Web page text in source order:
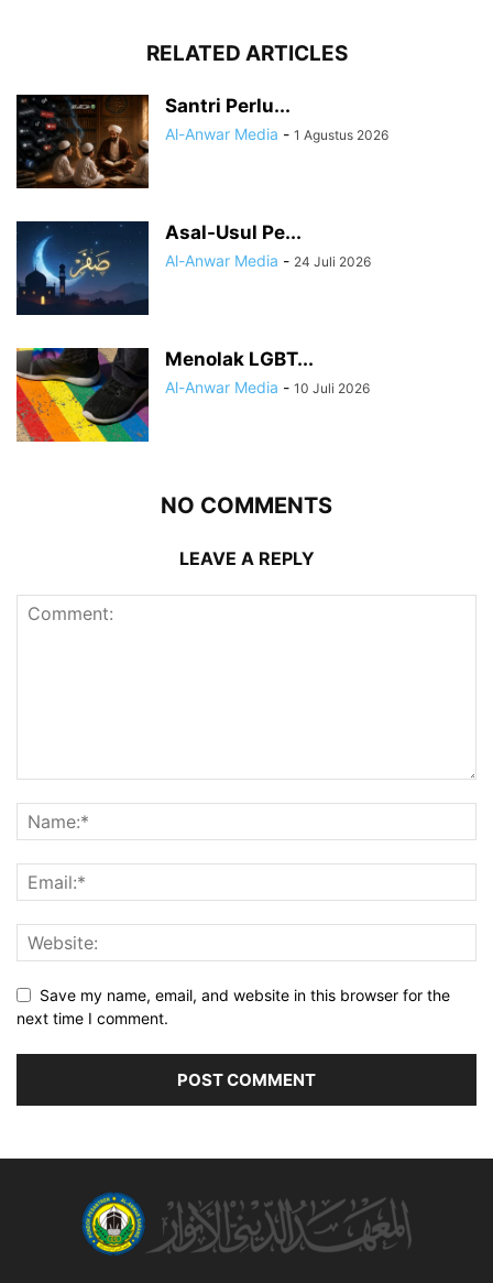
RELATED ARTICLES
Santri Perlu...
Al-Anwar Media - 1 Agustus 2026
Asal-Usul Pe...
Al-Anwar Media - 24 Juli 2026
Menolak LGBT...
Al-Anwar Media - 10 Juli 2026
NO COMMENTS
LEAVE A REPLY
Save my name, email, and website in this browser for the
next time I comment.